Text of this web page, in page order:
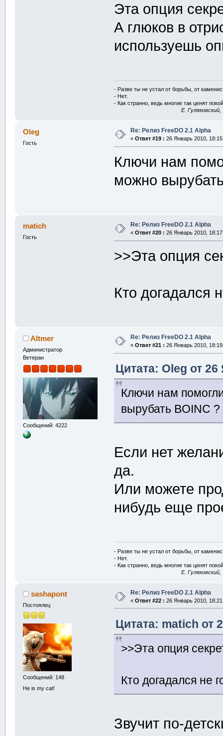
Эта опция
А глюков в
используешь
- Разве ты не устал от борьбы, от
- Нет.
- Как странно, ведь многие так ценят
E.
Oleg
Гость
Re: Релиз FreeDO 2.1 Alpha
« Ответ #19 : 26 Январь 2010,
Ключи нам
можно
matich
Гость
Re: Релиз FreeDO 2.1 Alpha
« Ответ #20 : 26 Январь 2010,
>>Эта опция
Кто догадался
Altmer
Администратор
Ветеран
Сообщений: 4222
Re: Релиз FreeDO 2.1 Alpha
« Ответ #21 : 26 Январь 2010,
Цитата: Oleg от
Ключи нам
вырубать BOINC ?
Если нет
да.
Или можете
нибудь еще
- Разве ты не устал от борьбы, от
- Нет.
- Как странно, ведь многие так ценят
E.
sashapont
Постоялец
Сообщений: 148
He is my cat!
Re: Релиз FreeDO 2.1 Alpha
« Ответ #22 : 26 Январь 2010,
Цитата: matich от
>>Эта опция
Кто догадался не
Звучит по-